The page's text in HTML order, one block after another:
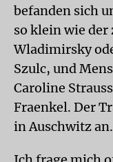
befanden sich
so klein wie der
Wladimirsky
Szulc, und
Caroline
Fraenkel. Der
in Auschwitz an.